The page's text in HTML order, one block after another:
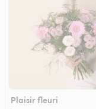
Plaisir fleuri